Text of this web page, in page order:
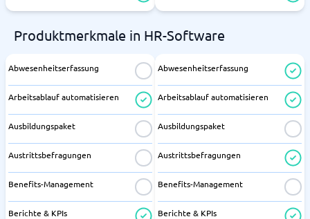
Produktmerkmale in HR-Software
Abwesenheitserfassung
Arbeitsablauf automatisieren
Ausbildungspaket
Austrittsbefragungen
Benefits-Management
Berichte & KPIs
Abwesenheitserfassung
Arbeitsablauf automatisieren
Ausbildungspaket
Austrittsbefragungen
Benefits-Management
Berichte & KPIs